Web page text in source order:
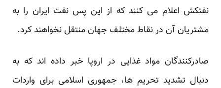
نفتکش اعلام می کنند که از این پس نفت ایران را به
مشتریان آن در نقاط مختلف جهان منتقل نخواهند کرد.
صادرکنندگان مواد غذایی در اروپا خبر داده اند که به
دنبال تشدید تحریم ها، جمهوری اسلامی برای واردات